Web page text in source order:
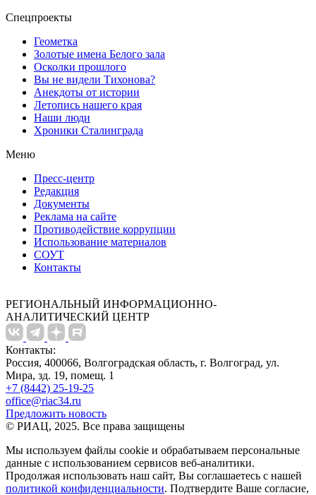
Спецпроекты
Геометка
Золотые имена Белого зала
Осколки прошлого
Вы не видели Тихонова?
Анекдоты от истории
Летопись нашего края
Наши люди
Хроники Сталинграда
Меню
Пресс-центр
Редакция
Документы
Реклама на сайте
Противодействие коррупции
Использование материалов
СОУТ
Контакты
РЕГИОНАЛЬНЫЙ ИНФОРМАЦИОННО-
АНАЛИТИЧЕСКИЙ ЦЕНТР
Контакты:
Россия, 400066, Волгоградская область, г. Волгоград, ул.
Мира, зд. 19, помещ. 1
+7 (8442) 25-19-25
office@riac34.ru
Предложить новость
© РИАЦ, 2025. Все права защищены
Мы используем файлы сookie и обрабатываем персональные
данные с использованием сервисов веб-аналитики.
Продолжая использовать наш сайт, Вы соглашаетесь с нашей
политикой конфиденциальности. Подтвердите Ваше согласие,